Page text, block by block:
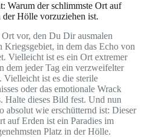
Warum der schlimmste Ort auf
der Hölle vorzuziehen ist.
vor, den Du Dir ausmalen
Kriegsgebiet, in dem das Echo von
Vielleicht ist es ein Ort extremer
dem jeder Tag ein verzweifelter
ist es die sterile
oder das emotionale Wrack
Halte dieses Bild fest. Und nun
absolut wie erschütternd ist: Dieser
auf Erden ist ein Paradies im
Platz in der Hölle.